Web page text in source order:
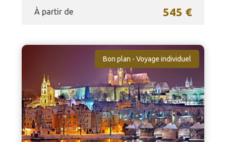
À partir de 545 €
Bon plan - Voyage individuel